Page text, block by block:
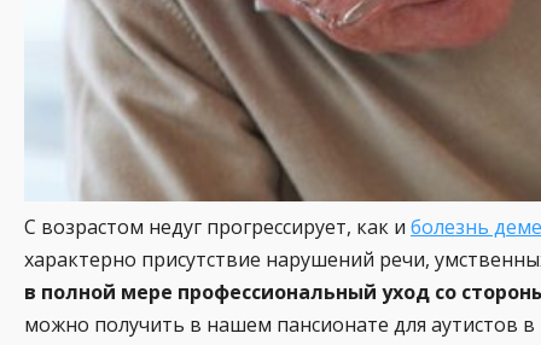
С возрастом недуг прогрессирует, как и болезнь
характерно присутствие нарушений речи,
в полной мере профессиональный уход со
можно получить в нашем пансионате для аутистов